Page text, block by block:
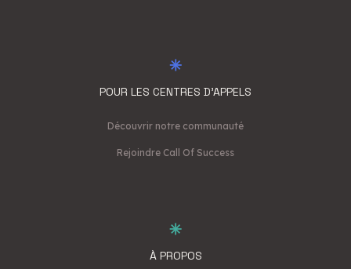
POUR LES CENTRES D'APPELS
Découvrir notre communauté
Rejoindre Call Of Success
À PROPOS